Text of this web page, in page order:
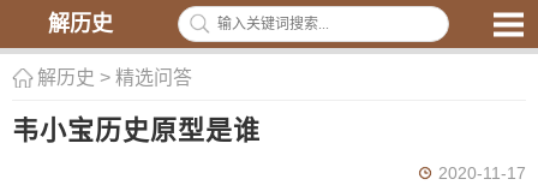
解历史
解历史 > 精选问答
韦小宝历史原型是谁
2020-11-17